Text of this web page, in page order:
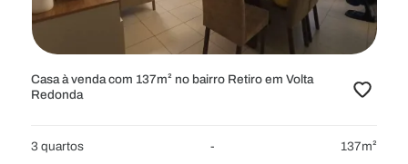
Casa à venda com 137m² no bairro Retiro em Volta
Redonda
3 quartos - 137m²